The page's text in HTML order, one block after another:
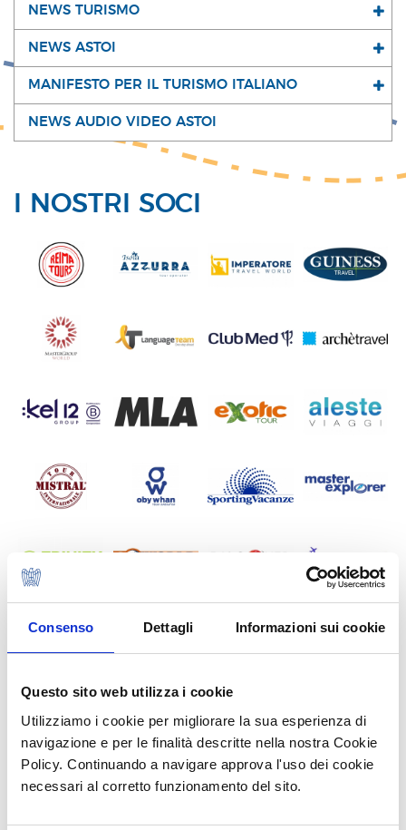
Consenso Dettagli Informazioni sui cookie
Questo sito web utilizza i cookie
Utilizziamo i cookie per migliorare la sua esperienza di
navigazione e per le finalità descritte nella nostra Cookie
Policy. Continuando a navigare approva l'uso dei cookie
necessari al corretto funzionamento del sito.
NEWS TURISMO
NEWS ASTOI
MANIFESTO PER IL TURISMO ITALIANO
NEWS AUDIO VIDEO ASTOI
I NOSTRI SOCI